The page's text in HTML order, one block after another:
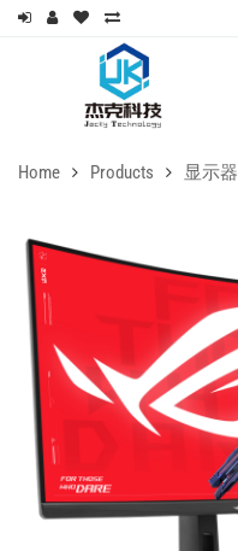
Home Products 显示器